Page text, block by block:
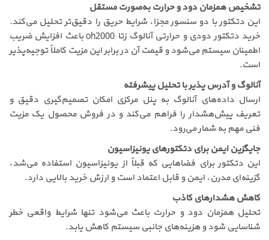
تشخیص همزمان دود و حرارت به‌صورت مستقل
این دتکتور با دو سنسور مجزا، شرایط حریق را دقیق‌تر تحلیل می‌کند.
خرید دتکتور دودی و حرارتی آنالوگ زتا oh2000 باعث افزایش ضریب
اطمینان سیستم می‌شود و قیمت آن در برابر این مزیت کاملاً توجیه‌پذیر
است.
آنالوگ و آدرس پذیر با تحلیل پیشرفته
ارسال داده‌های آنالوگ به پنل مرکزی امکان تصمیم‌گیری دقیق و
تعریف پیش‌هشدار را فراهم می‌کند و در فروش محصول یک مزیت
فنی مهم به شمار می‌رود.
جایگزین ایمن برای دتکتورهای یونیزاسیون
این دتکتور برای فضاهایی که قبلاً از یونیزاسیون استفاده می‌شد،
گزینه‌ای مدرن، ایمن و قابل اعتماد است و ارزش خرید بالایی دارد.
کاهش هشدارهای کاذب
تحلیل همزمان دود و حرارت باعث می‌شود تنها شرایط واقعی خطر
شناسایی شود و هزینه‌های جانبی سیستم کاهش یابد.